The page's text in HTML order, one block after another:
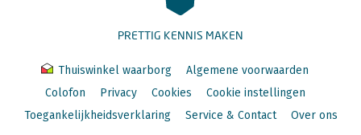
PRETTIG KENNIS MAKEN
Thuiswinkel waarborg
Algemene voorwaarden
Colofon
Privacy Cookies
Cookie instellingen
Toegankelijkheidsverklaring
Service & Contact Over ons